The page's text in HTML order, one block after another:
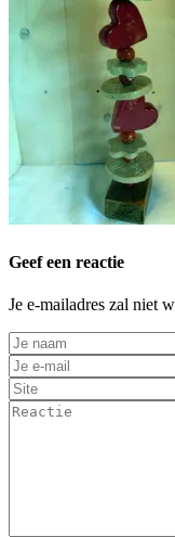
Geef een reactie
Je e-mailadres zal niet